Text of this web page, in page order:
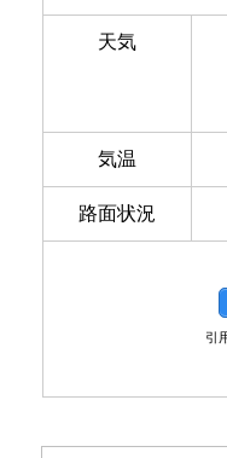
天気
気温
路面状況
引